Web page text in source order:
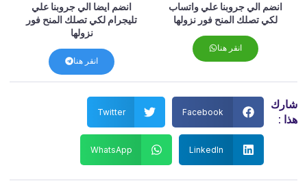
انضم الي جروبنا علي واتساب
لكي تصلك المنح فور نزولها
انقر هنا
انضم ايضا الي جروبنا علي
تليجرام لكي تصلك المنح فور
نزولها
انقر هنا
شارك
هذا :
Facebook
Twitter
LinkedIn
WhatsApp